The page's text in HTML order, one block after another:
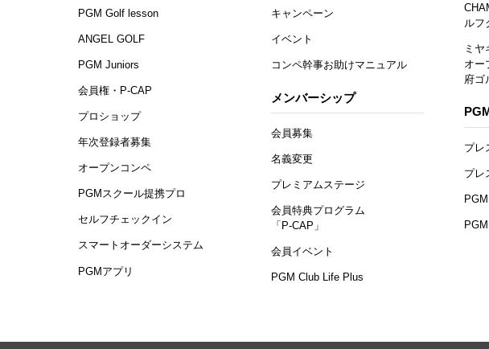
PGM Golf lesson
ANGEL GOLF
PGM Juniors
会員権・P-CAP
プロショップ
年次登録者募集
オープンコンペ
PGMスクール提携プロ
セルフチェックイン
スマートオーダーシステム
PGMアプリ
キャンペーン
イベント
コンペ幹事お助けマニュアル
メンバーシップ
会員募集
名義変更
プレミアムステージ
会員特典プログラム
「P-CAP」
会員イベント
PGM Club Life Plus
ルフ
ミ
オー
府ゴ
プレ
プレ